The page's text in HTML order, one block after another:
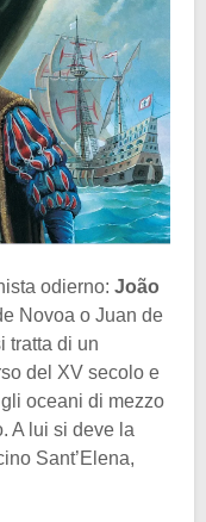
odierno: João
Novoa o Juan de
tratta di un
del XV secolo e
oceani di mezzo
A lui si deve la
Sant’Elena,